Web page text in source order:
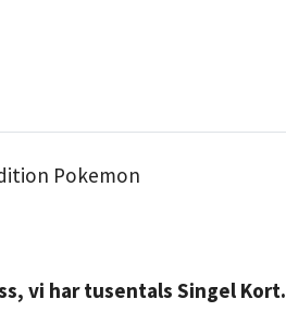
Pokemon
vi har tusentals Singel Kort.